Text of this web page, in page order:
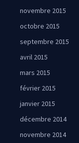
novembre 2015
octobre 2015
septembre 2015
avril 2015
mars 2015
février 2015
janvier 2015
décembre 2014
novembre 2014